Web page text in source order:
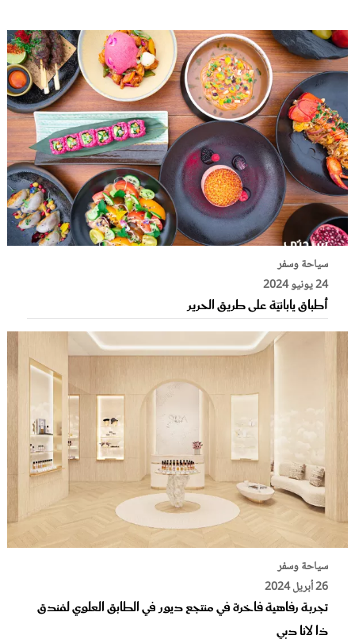
سياحة وسفر
24 يونيو 2024
أطباق يابانيّة على طريق الحرير
سياحة وسفر
26 أبريل 2024
تجربة رفاهية فاخرة في منتجع ديور في الطابق العلوي لفندق
ذا لانا دبي